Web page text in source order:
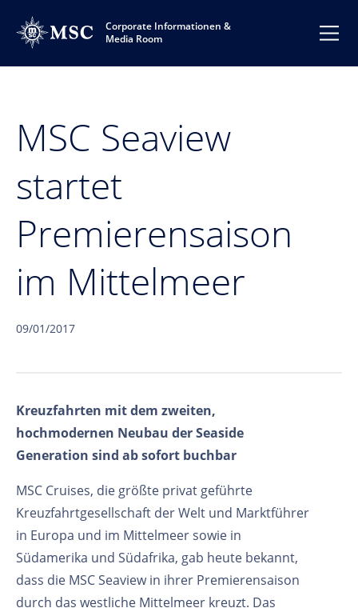
Corporate Informationen &
Media Room
MSC Seaview
startet
Premierensaison
im Mittelmeer
09/01/2017
Kreuzfahrten mit dem zweiten,
hochmodernen Neubau der Seaside
Generation sind ab sofort buchbar
MSC Cruises, die größte privat geführte
Kreuzfahrtgesellschaft der Welt und Marktführer
in Europa und im Mittelmeer sowie in
Südamerika und Südafrika, gab heute bekannt,
dass die MSC Seaview in ihrer Premierensaison
durch das westliche Mittelmeer kreuzt. Das